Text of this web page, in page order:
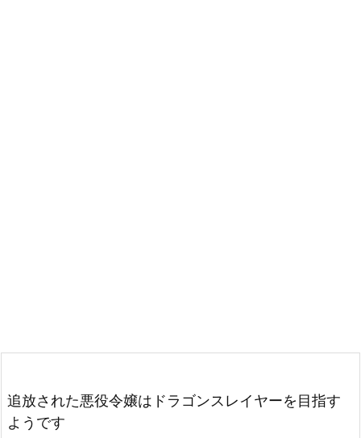
追放された悪役令嬢はドラゴンスレイヤーを目指す
ようです